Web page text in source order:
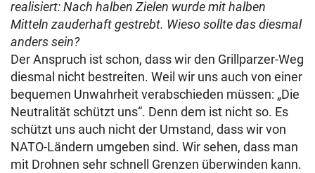
realisiert: Nach halben Zielen wurde mit halben
Mitteln zauderhaft gestrebt. Wieso sollte das diesmal
anders sein?
Der Anspruch ist schon, dass wir den Grillparzer-Weg
diesmal nicht bestreiten. Weil wir uns auch von einer
bequemen Unwahrheit verabschieden müssen: „Die
Neutralität schützt uns“. Denn dem ist nicht so. Es
schützt uns auch nicht der Umstand, dass wir von
NATO-Ländern umgeben sind. Wir sehen, dass man
mit Drohnen sehr schnell Grenzen überwinden kann.